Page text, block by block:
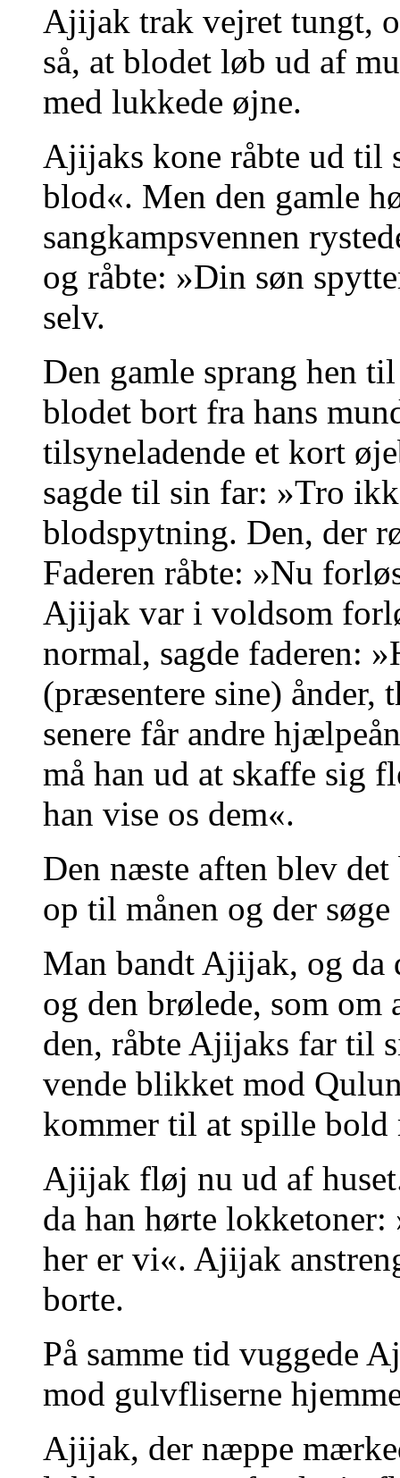
Ajijak trak vejret tungt,
så, at blodet løb ud af
med lukkede øjne.
Ajijaks kone råbte ud til
blod«. Men den gamle
sangkampsvennen
og råbte: »Din søn
selv.
Den gamle sprang hen
blodet bort fra hans
tilsyneladende et kort
sagde til sin far: »Tro
blodspytning. Den, der
Faderen råbte: »Nu
Ajijak var i voldsom
normal, sagde faderen:
(præsentere sine) ånder,
senere får andre
må han ud at skaffe sig
han vise os dem«.
Den næste aften blev
op til månen og der
Man bandt Ajijak, og
og den brølede, som
den, råbte Ajijaks far til
vende blikket mod
kommer til at spille bold
Ajijak fløj nu ud af
da han hørte
her er vi«. Ajijak
borte.
På samme tid vuggede
mod gulvfliserne
Ajijak, der næppe